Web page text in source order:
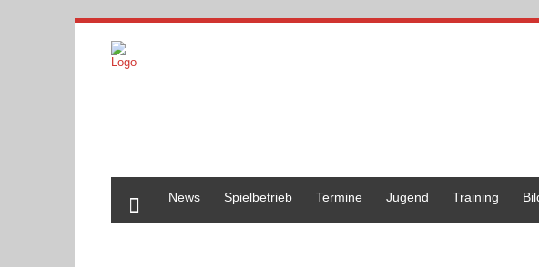
News
Spielbetrieb Termine Jugend Training